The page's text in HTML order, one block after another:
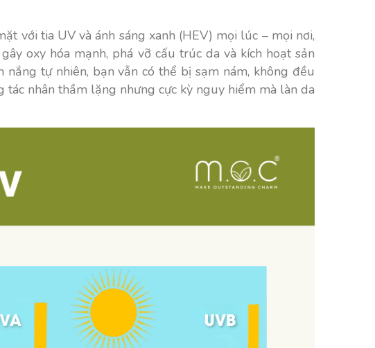
với tia UV và ánh sáng xanh (HEV) mọi lúc – mọi nơi,
oxy hóa mạnh, phá vỡ cấu trúc da và kích hoạt sản
nắng tự nhiên, bạn vẫn có thể bị sạm nám, không đều
nhân thầm lặng nhưng cực kỳ nguy hiểm mà làn da